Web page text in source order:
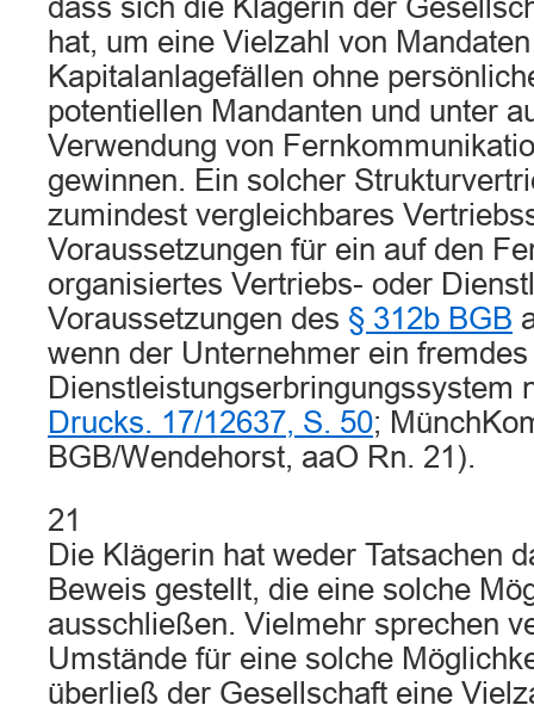
dass sich die Klägerin der
hat, um eine Vielzahl von
Kapitalanlagefällen ohne
potentiellen Mandanten und unter
Verwendung von
gewinnen. Ein solcher
zumindest vergleichbares
Voraussetzungen für ein auf den
organisiertes Vertriebs- oder
Voraussetzungen des § 312b BGB
wenn der Unternehmer ein
Dienstleistungserbringungssystem
Drucks. 17/12637, S. 50;
BGB/Wendehorst, aaO Rn. 21).
21
Die Klägerin hat weder Tatsachen
Beweis gestellt, die eine solche
ausschließen. Vielmehr sprechen
Umstände für eine solche
überließ der Gesellschaft eine